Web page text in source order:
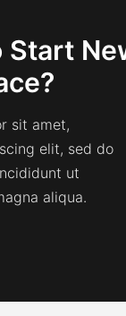
Start
sit amet,
elit, sed do
ut
aliqua.